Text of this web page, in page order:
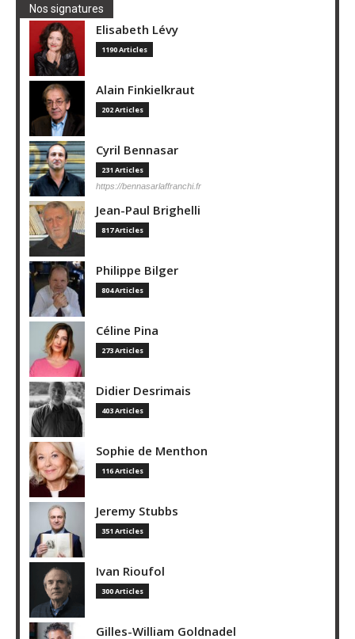
Nos signatures
Elisabeth Lévy
1190 Articles
Alain Finkielkraut
202 Articles
Cyril Bennasar
231 Articles
https://bennasarlaffranchi.fr
Jean-Paul Brighelli
817 Articles
Philippe Bilger
804 Articles
Céline Pina
273 Articles
Didier Desrimais
403 Articles
Sophie de Menthon
116 Articles
Jeremy Stubbs
351 Articles
Ivan Rioufol
300 Articles
Gilles-William Goldnadel